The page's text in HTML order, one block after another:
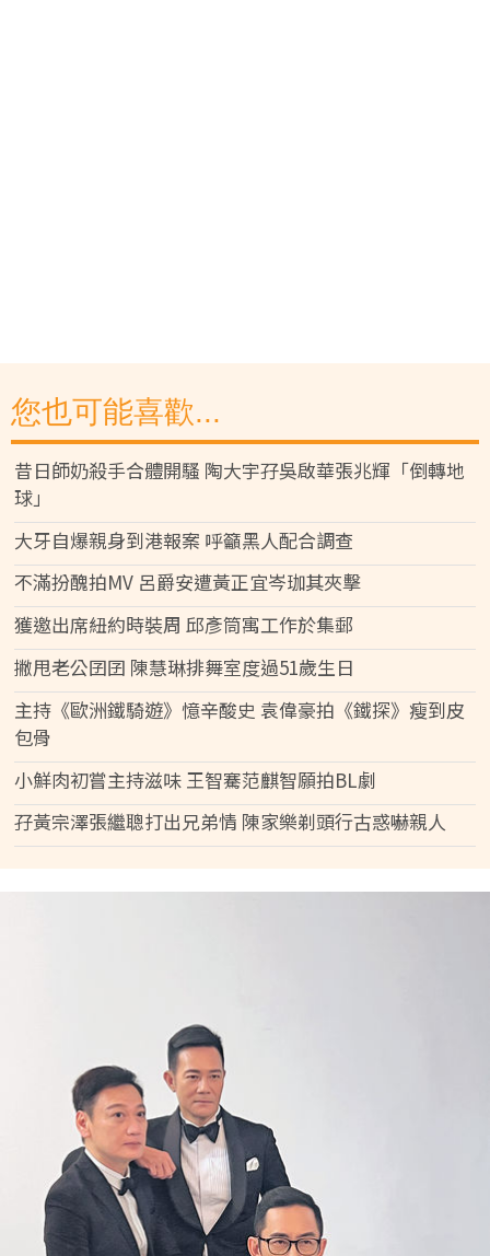
您也可能喜歡...
昔日師奶殺手合體開騷 陶大宇孖吳啟華張兆輝「倒轉地
球」
大牙自爆親身到港報案 呼籲黑人配合調查
不滿扮醜拍MV 呂爵安遭黃正宜岑珈其夾擊
獲邀出席紐約時裝周 邱彥筒寓工作於集郵
撇甩老公囝囝 陳慧琳排舞室度過51歲生日
主持《歐洲鐵騎遊》憶辛酸史 袁偉豪拍《鐵探》瘦到皮
包骨
小鮮肉初嘗主持滋味 王智騫范麒智願拍BL劇
孖黃宗澤張繼聰打出兄弟情 陳家樂剃頭行古惑嚇親人